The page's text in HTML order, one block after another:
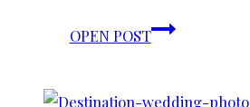
OPEN POSTNatalie